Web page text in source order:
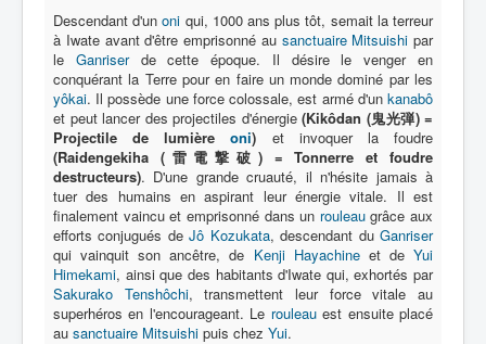
Descendant d'unoni qui, 1000 ans plus tôt, semait la terreur
à Iwate avant d'être emprisonné au sanctuaire Mitsuishi par
le Ganriserde cette époque. Il désire le venger en
conquérant la Terre pour en faire un monde dominé par les
yôkai. Il possède une force colossale, est armé d'un kanabô
et peut lancer des projectiles d'énergie (Kikôdan (鬼光弾) =
Projectile de lumièreoni) et invoquer la foudre
(Raidengekiha (雷電撃破) = Tonnerre et foudre
destructeurs). D'une grande cruauté, il n'hésite jamais à
tuer des humains en aspirant leur énergie vitale. Il est
finalement vaincu et emprisonné dans un rouleaugrâce aux
efforts conjugués deJô Kozukata, descendant duGanriser
qui vainquit son ancêtre, de Kenji Hayachineet deYui
Himekami, ainsi que des habitants d'Iwate qui, exhortés par
Sakurako Tenshôchi, transmettent leur force vitale au
superhéros en l'encourageant. Le rouleauest ensuite placé
au sanctuaire Mitsuishi puis chez Yui.